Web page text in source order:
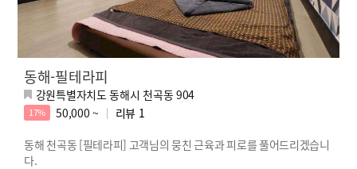
동해-필테라피
강원특별자치도 동해시 천곡동 904
17% 50,000 ~ 리뷰 1
동해 천곡동 [필테라피] 고객님의 뭉친 근육과 피로를 풀어드리겠습니
다.